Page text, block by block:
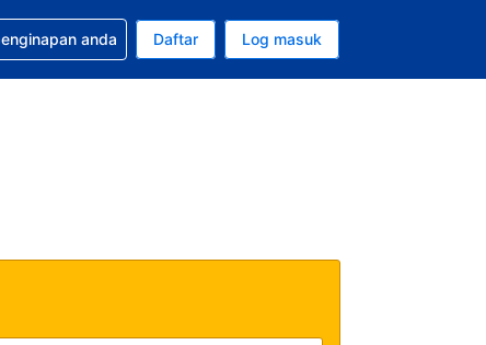
anda adalah Dolar A.S.
semasa anda adalah Bahasa Malaysia
bagi tempahan anda
anda Daftar Log masuk